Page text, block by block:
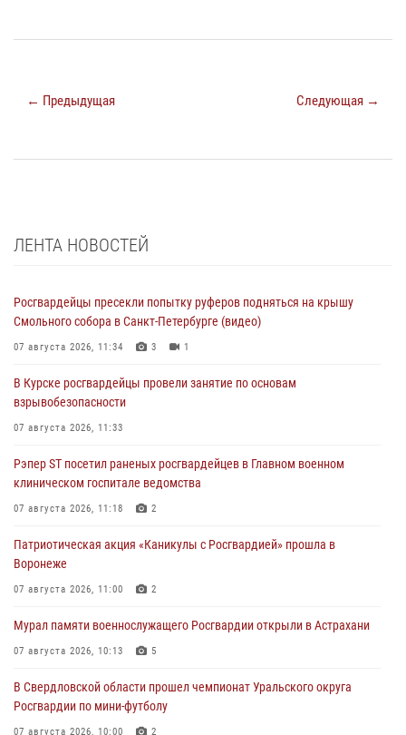
← Предыдущая Следующая →
ЛЕНТА НОВОСТЕЙ
Росгвардейцы пресекли попытку руферов подняться на крышу
Смольного собора в Санкт-Петербурге (видео)
07 августа 2026, 11:34 3 1
В Курске росгвардейцы провели занятие по основам
взрывобезопасности
07 августа 2026, 11:33
Рэпер ST посетил раненых росгвардейцев в Главном военном
клиническом госпитале ведомства
07 августа 2026, 11:18 2
Патриотическая акция «Каникулы с Росгвардией» прошла в
Воронеже
07 августа 2026, 11:00 2
Мурал памяти военнослужащего Росгвардии открыли в Астрахани
07 августа 2026, 10:13 5
В Свердловской области прошел чемпионат Уральского округа
Росгвардии по мини-футболу
07 августа 2026, 10:00 2